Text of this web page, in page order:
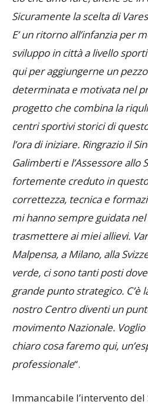
Sicuramente la scelta di
E’ un ritorno all’infanzia per
sviluppo in città a livello
qui per aggiungerne un
determinata e motivata nel
progetto che combina la
centri sportivi storici di
l’ora di iniziare. Ringrazio il
Galimberti e l’Assessore allo
fortemente creduto in
correttezza, tecnica e
mi hanno sempre guidata
trasmettere ai miei allievi.
Malpensa, a Milano, alla
verde, ci sono tanti posti
grande punto strategico. C’è
nostro Centro diventi un
movimento Nazionale.
chiaro cosa faremo qui,
professionale“.
Immancabile l’intervento